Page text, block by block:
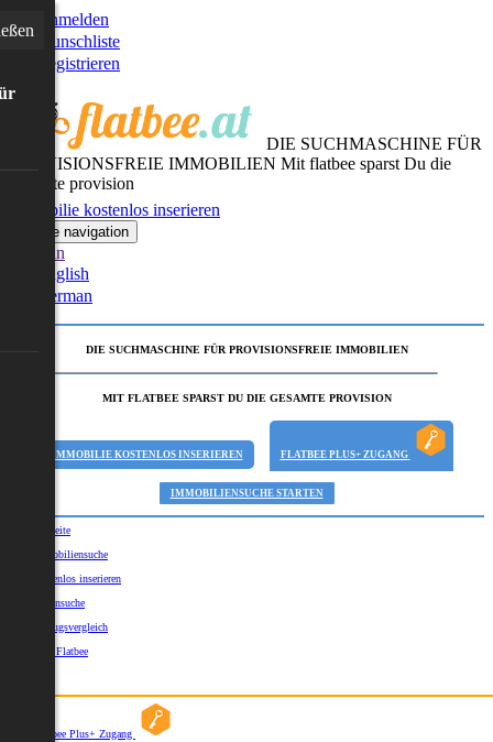
Anmelden
Wunschliste
Registrieren
DIE SUCHMASCHINE FÜR
PROVISIONSFREIE IMMOBILIEN Mit flatbee sparst Du die
gesamte provision
Immobilie kostenlos inserieren
Toggle navigation
German
English
German
DIE SUCHMASCHINE FÜR PROVISIONSFREIE IMMOBILIEN
MIT FLATBEE SPARST DU DIE GESAMTE PROVISION
IMMOBILIE KOSTENLOS INSERIEREN FLATBEE PLUS+ ZUGANG
IMMOBILIENSUCHE STARTEN
Startseite
Immobiliensuche
Kostenlos inserieren
Kartensuche
Umzugsvergleich
Über Flatbee
Flatbee Plus+ Zugang